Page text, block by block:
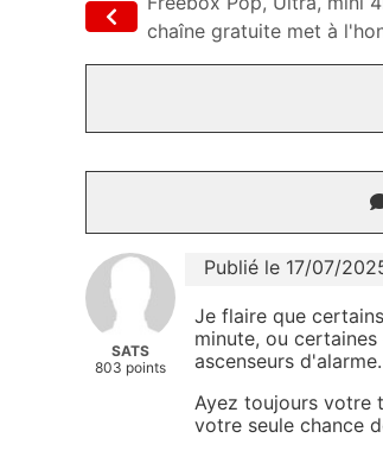
chaîne gratuite met à
SATS
803 points
Publié le 17/07/
Je flaire que
minute, ou
ascenseurs d'alarme.
Ayez toujours votre
votre seule chance